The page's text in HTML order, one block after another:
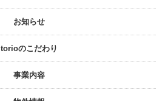
お知らせ
torioのこだわり
事業内容